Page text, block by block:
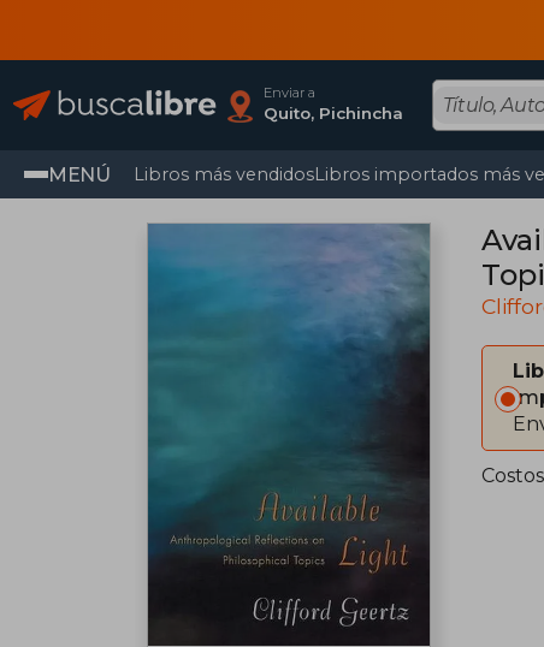
Enviar a
Quito, Pichincha
MENÚ Libros más vendidosLibros importados más